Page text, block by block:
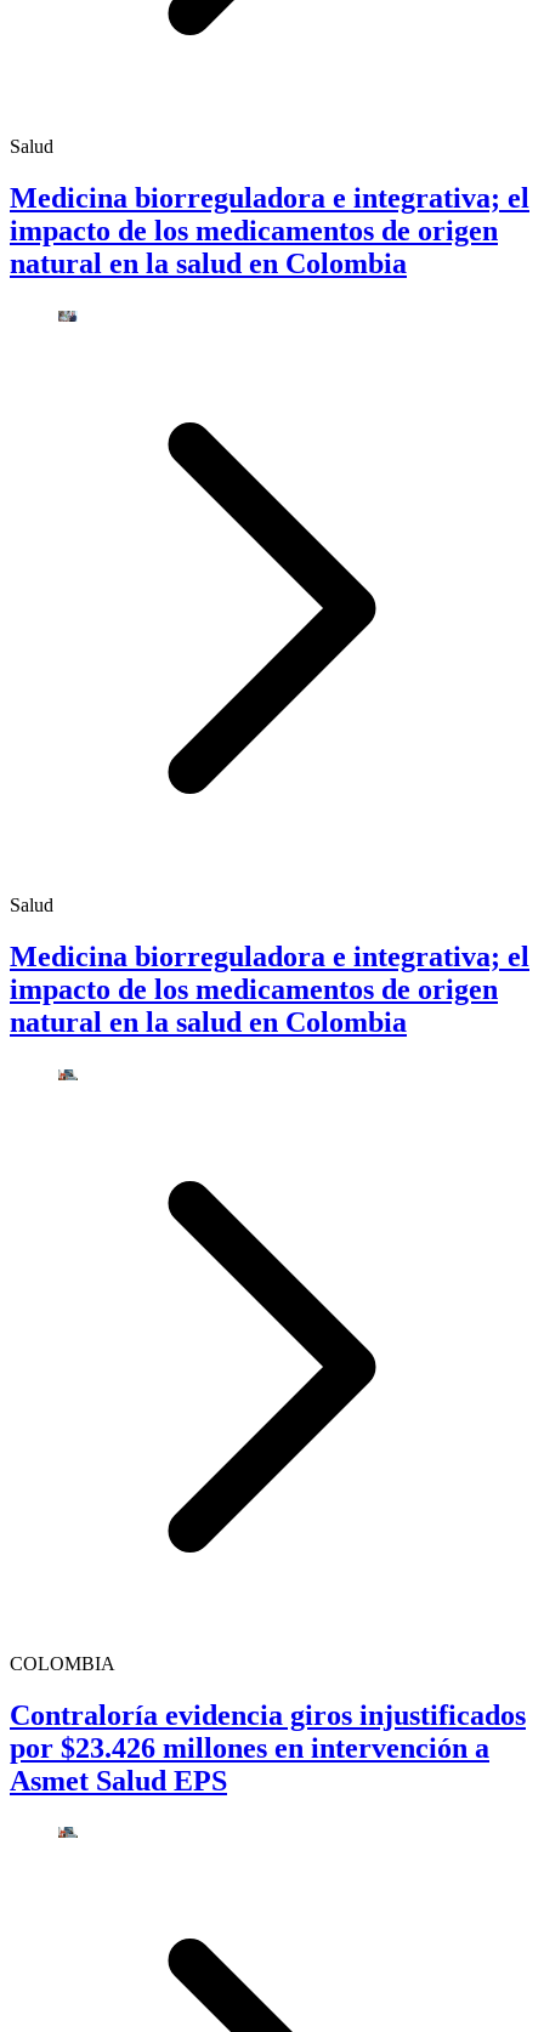
Salud
Medicina biorreguladora e integrativa; el
impacto de los medicamentos de origen
natural en la salud en Colombia
Salud
Medicina biorreguladora e integrativa; el
impacto de los medicamentos de origen
natural en la salud en Colombia
COLOMBIA
Contraloría evidencia giros injustificados
por $23.426 millones en intervención a
Asmet Salud EPS